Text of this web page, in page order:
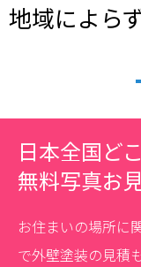
地域によら
日本全国ど
無料写真お
お住まいの場所に
で外壁塗装の見積